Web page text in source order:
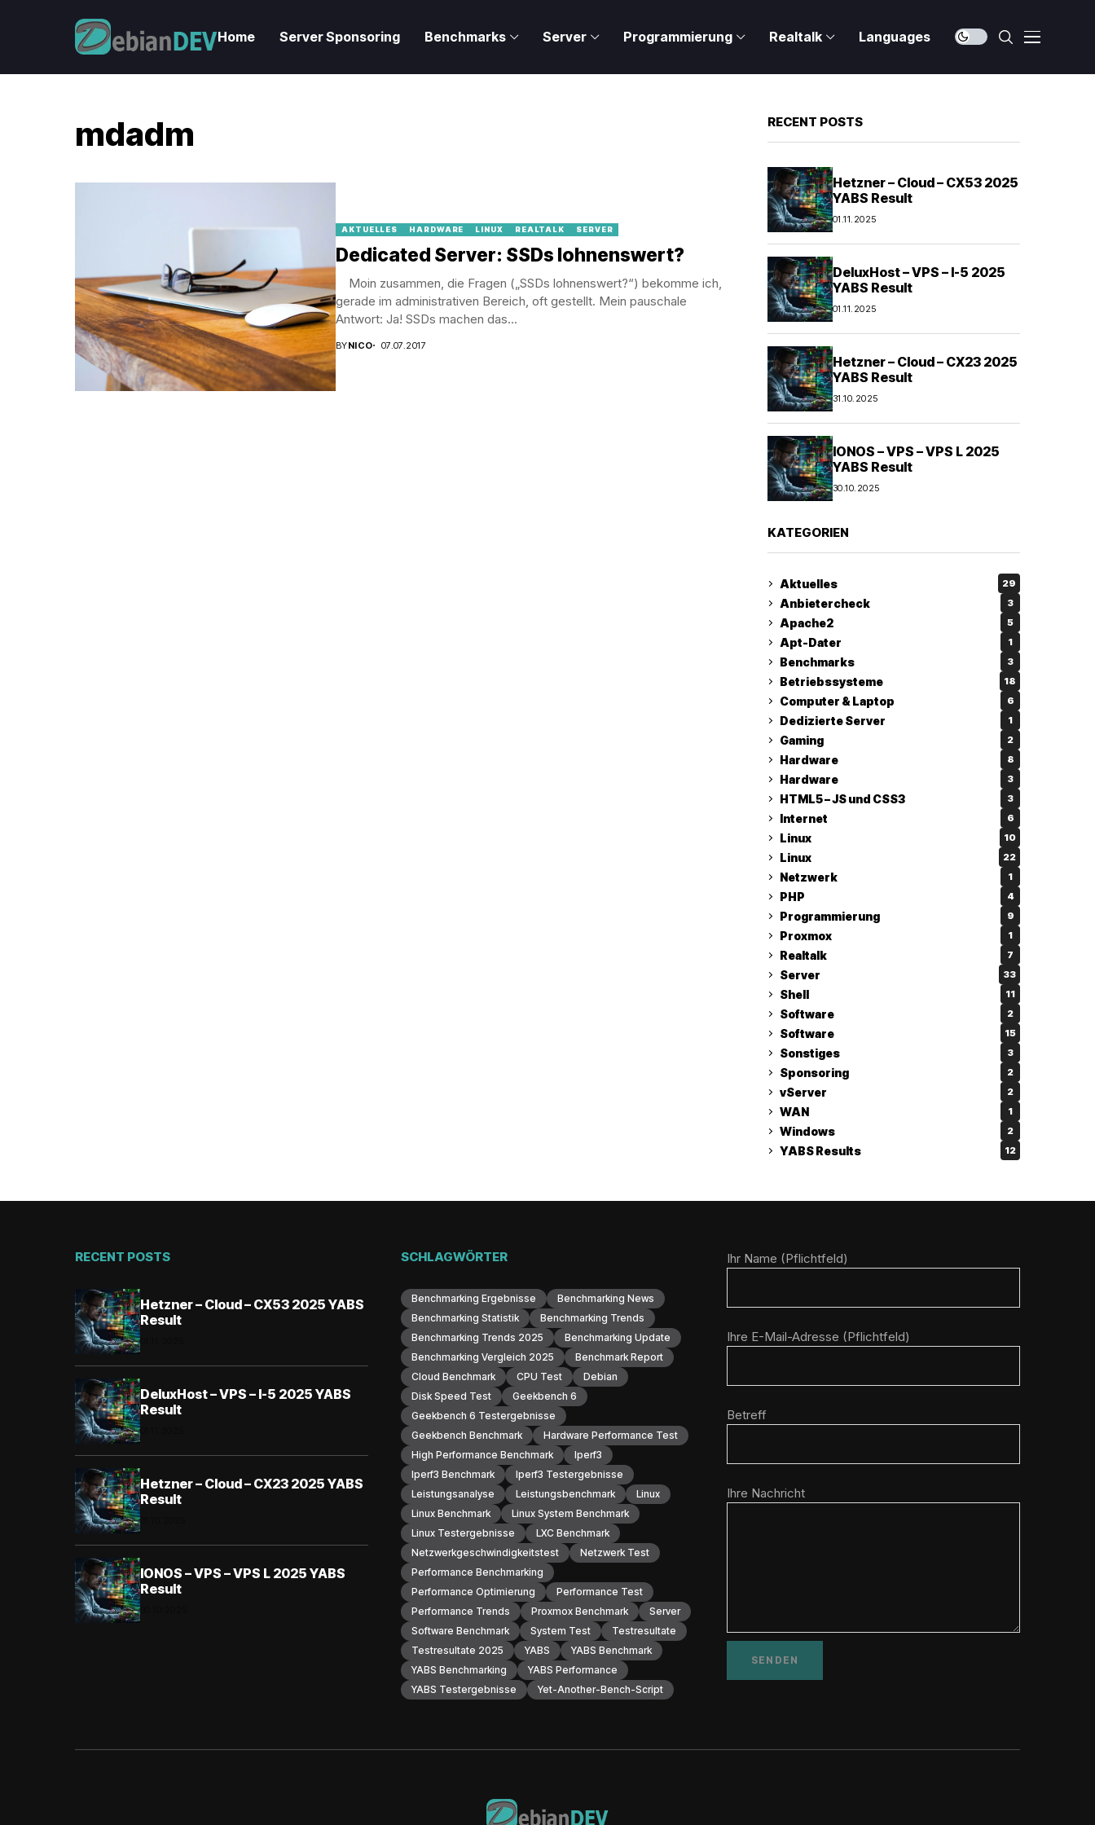
Home Server Sponsoring Benchmarks Server Programmierung Realtalk Languages
mdadm
AKTUELLES HARDWARE LINUX REALTALK SERVER
Dedicated Server: SSDs lohnenswert?
Moin zusammen, die Fragen („SSDs lohnenswert?“) bekomme ich,
gerade im administrativen Bereich, oft gestellt. Mein pauschale
Antwort: Ja! SSDs machen das...
BYNICO 07.07.2017
RECENT POSTS
Hetzner – Cloud – CX53 2025
YABS Result
01.11.2025
DeluxHost – VPS – I-5 2025
YABS Result
01.11.2025
Hetzner – Cloud – CX23 2025
YABS Result
31.10.2025
IONOS – VPS – VPS L 2025
YABS Result
30.10.2025
KATEGORIEN
Aktuelles 29
Anbietercheck 3
Apache2 5
Apt-Dater 1
Benchmarks 3
Betriebssysteme 18
Computer & Laptop 6
Dedizierte Server 1
Gaming 2
Hardware 8
Hardware 3
HTML5 – JS und CSS3 3
Internet 6
Linux 10
Linux 22
Netzwerk 1
PHP 4
Programmierung 9
Proxmox 1
Realtalk 7
Server 33
Shell 11
Software 2
Software 15
Sonstiges 3
Sponsoring 2
vServer 2
WAN 1
Windows 2
YABS Results 12
RECENT POSTS
Hetzner – Cloud – CX53 2025 YABS
Result
DeluxHost – VPS – I-5 2025 YABS
Result
Hetzner – Cloud – CX23 2025 YABS
Result
IONOS – VPS – VPS L 2025 YABS
Result
SCHLAGWÖRTER
Benchmarking Ergebnisse
Benchmarking News
Benchmarking Statistik
Benchmarking Trends
Benchmarking Trends 2025
Benchmarking Update
Benchmarking Vergleich 2025
Benchmark Report
Cloud Benchmark
CPU Test
Debian
Disk Speed Test
Geekbench 6
Geekbench 6 Testergebnisse
Geekbench Benchmark
Hardware Performance Test
High Performance Benchmark
Iperf3
Iperf3 Benchmark
Iperf3 Testergebnisse
Leistungsanalyse
Leistungsbenchmark
Linux
Linux Benchmark
Linux System Benchmark
Linux Testergebnisse
LXC Benchmark
Netzwerkgeschwindigkeitstest
Netzwerk Test
Performance Benchmarking
Performance Optimierung
Performance Test
Performance Trends
Proxmox Benchmark
Server
Software Benchmark
System Test
Testresultate
Testresultate 2025
YABS
YABS Benchmark
YABS Benchmarking
YABS Performance
YABS Testergebnisse
Yet-Another-Bench-Script
Ihr Name (Pflichtfeld)
Ihre E-Mail-Adresse (Pflichtfeld)
Betreff
Ihre Nachricht